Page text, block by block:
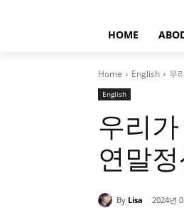
HOME
Home English 우
English
우리
연말
By Lisa 2024년